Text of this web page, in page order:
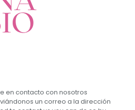
en contacto con nosotros
un correo a la dirección